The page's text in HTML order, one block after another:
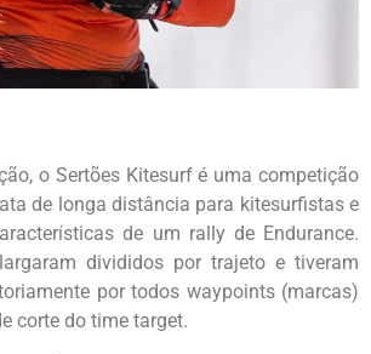
o Sertões Kitesurf é uma competição
de longa distância para kitesurfistas e
de um rally de Endurance.
divididos por trajeto e tiveram
por todos waypoints (marcas)
corte do time target.